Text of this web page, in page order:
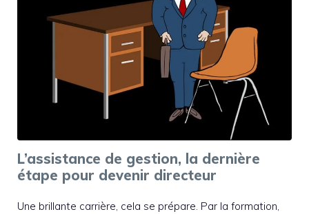
L’assistance de gestion, la dernière
étape pour devenir directeur
Une brillante carrière, cela se prépare. Par la formation,